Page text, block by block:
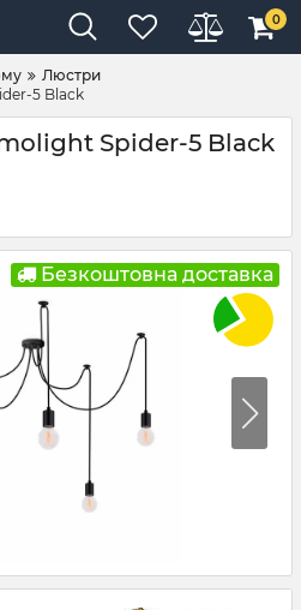
0
Люстри
5 Black
Spider-5 Black
Безкоштовна доставка